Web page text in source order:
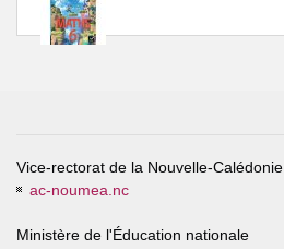
Vice-rectorat de la Nouvelle-Calédonie
ac-noumea.nc
Ministère de l'Éducation nationale